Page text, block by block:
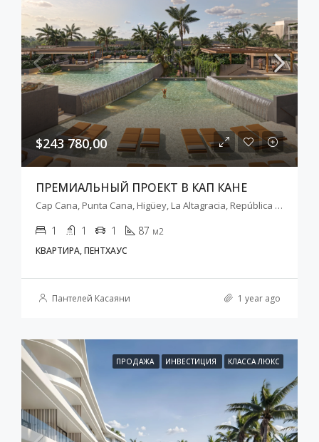
$243 780,00
ПРЕМИАЛЬНЫЙ ПРОЕКТ В КАП КАНЕ
Cap Cana, Punta Cana, Higüey, La Altagracia, República Dominicana
1 1 1 87 м2
КВАРТИРА, ПЕНТХАУС
Пантелей Касаяни 1 year ago
ПРОДАЖА ИНВЕСТИЦИЯ КЛАССА ЛЮКС